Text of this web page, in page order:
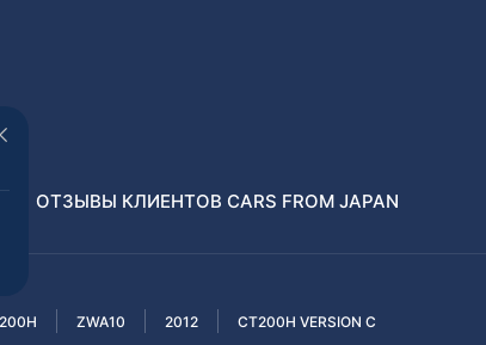
Распилы и конструкторы
ОТЗЫВЫ КЛИЕНТОВ CARS FROM JAPAN
ZWA10 2012 CT200H VERSION C